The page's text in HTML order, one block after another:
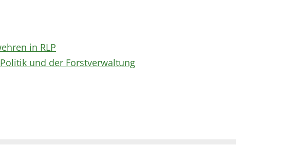
in RLP
und der Forstverwaltung